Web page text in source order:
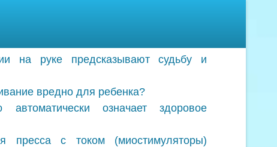
на руке предсказывают судьбу и
вредно для ребенка?
автоматически означает здоровое
с током (миостимуляторы)